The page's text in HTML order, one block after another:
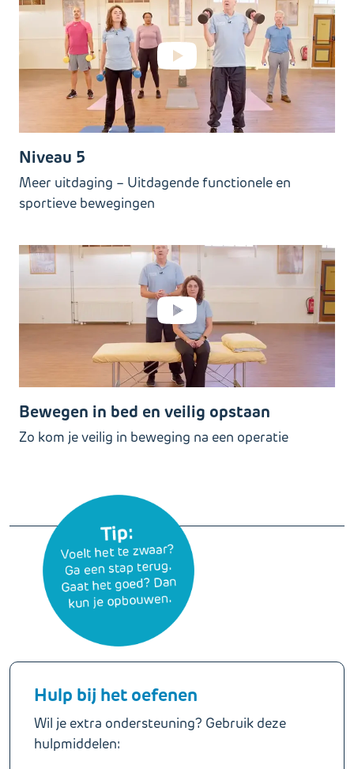
Niveau 5
Meer uitdaging – Uitdagende functionele en
sportieve bewegingen
Bewegen in bed en veilig opstaan
Zo kom je veilig in beweging na een operatie
Hulp bij het oefenen
Wil je extra ondersteuning? Gebruik deze
hulpmiddelen: